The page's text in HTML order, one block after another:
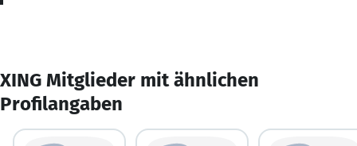
XING Mitglieder mit ähnlichen
Profilangaben